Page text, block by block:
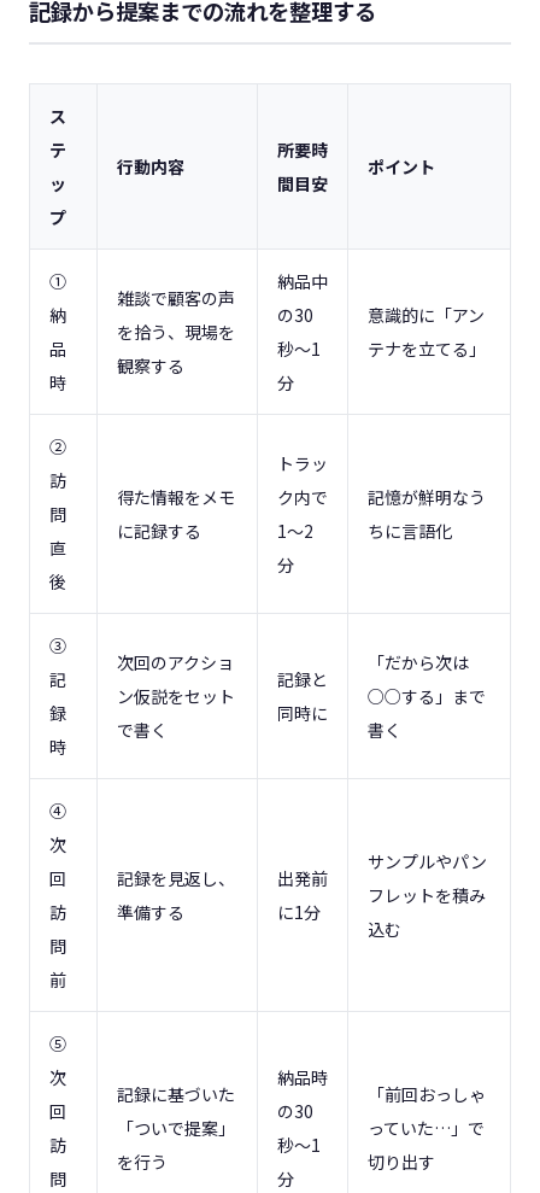
記録から提案までの流れを整理する
ス
テ
ッ
プ
行動内容
所要時
間目安
ポイント
①
納
品
時
雑談で顧客の声
を拾う、現場を
観察する
納品中
の30
秒〜1
分
意識的に「アン
テナを立てる」
②
訪
問
直
後
得た情報をメモ
に記録する
トラッ
ク内で
1〜2
分
記憶が鮮明なう
ちに言語化
③
記
録
時
次回のアクショ
ン仮説をセット
で書く
記録と
同時に
「だから次は
○○する」まで
書く
④
次
回
訪
問
前
記録を見返し、
準備する
出発前
に1分
サンプルやパン
フレットを積み
込む
⑤
次
回
訪
問
記録に基づいた
「ついで提案」
を行う
納品時
の30
秒〜1
分
「前回おっしゃ
っていた…」で
切り出す